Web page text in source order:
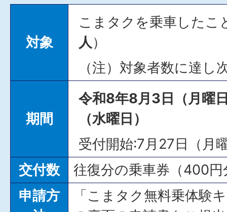
対象
こまタクを乗車したこ
人）
（注）対象者数に達し
期間
令和8年8月3日（月曜
（水曜日）
受付開始:7月27日（月
交付数
往復分の乗車券（400
申請方
「こまタク無料乗体験